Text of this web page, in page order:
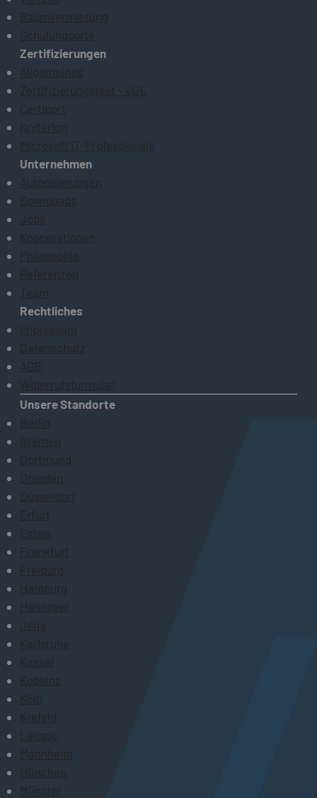
Raumvermietung
Schulungsorte
Zertifizierungen
Allgemeines
Zertifizierungstest - VUE
Certiport
Kryterion
Microsoft IT-Professionals
Unternehmen
Autorisierungen
Downloads
Jobs
Kooperationen
Philosophie
Referenzen
Team
Rechtliches
Impressum
Datenschutz
AGB
Widerrufsformular
Unsere Standorte
Berlin
Bremen
Dortmund
Dresden
Düsseldorf
Erfurt
Essen
Frankfurt
Freiburg
Hamburg
Hannover
Jena
Karlsruhe
Kassel
Koblenz
Köln
Krefeld
Leipzig
Mannheim
München
Münster